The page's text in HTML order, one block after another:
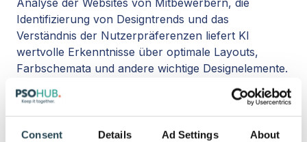
Consent Details Ad Settings About
Identifizierung von Designtrends und das
Verständnis der Nutzerpräferenzen liefert KI
wertvolle Erkenntnisse über optimale Layouts,
Farbschemata und andere wichtige Designelemente.
Darüber hinaus automatisiert KI sich wiederholende
Aufgaben wie die Optimierung von Bildern, die
Erstellung von Layouts und sogar die Konvertierung